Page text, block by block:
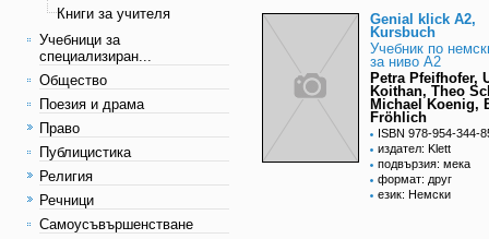
Книги за учителя
Учебници за
специализиран...
Общество
Поезия и драма
Право
Публицистика
Религия
Речници
Самоусъвършенстване
Genial klick A2,
Kursbuch
Учебник по
за ниво А2
Petra Pfeifhofer,
Koithan, Theo
Michael Koenig,
Fröhlich
ISBN 978-954-344-
издател: Klett
подвързия: мека
формат: друг
език: Немски